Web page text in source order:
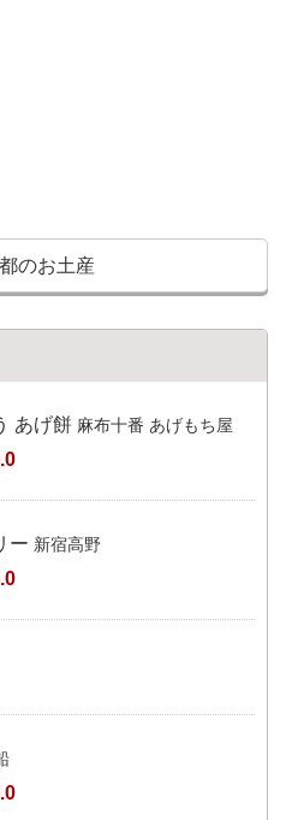
のお土産
あげ餅 麻布十番 あげもち屋
ー 新宿高野